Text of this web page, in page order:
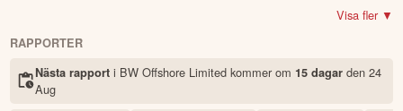
Ja
Namn BW Offshore Limited
Ticker
Visa fler ▼
RAPPORTER
Nästa rapport i BW Offshore Limited kommer om 15 dagarden 24
Aug